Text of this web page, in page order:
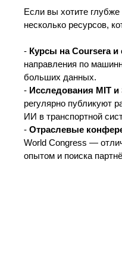
Если вы хотите глубже
несколько ресурсов,
- Курсы на Coursera и
направления по
больших данных.
- Исследования MIT и
регулярно публикуют
ИИ в транспортной
- Отраслевые
World Congress —
опытом и поиска